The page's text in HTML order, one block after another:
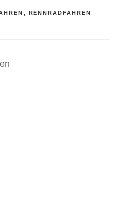
, RENNRADFAHREN